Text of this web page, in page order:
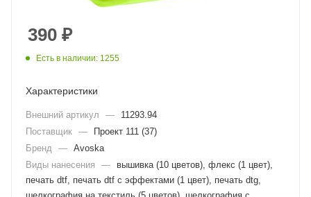
390 ₽
Есть в наличии: 1255
Характеристики
Внешний артикул —
11293.94
Поставщик —
Проект 111 (37)
Бренд
— Avoska
Виды нанесения
—
вышивка (10 цветов), флекс (1 цвет),
печать dtf, печать dtf с эффектами (1 цвет), печать dtg,